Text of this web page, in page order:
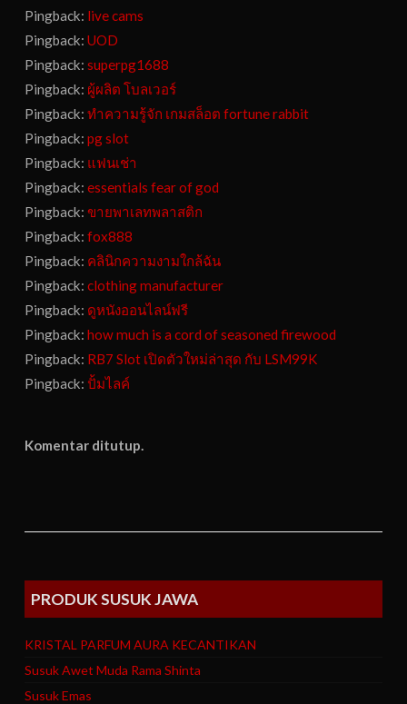
Pingback: live cams
Pingback:UOD
Pingback:superpg1688
Pingback: ผู้ผลิต โบลเวอร์
Pingback:ทำความรู้จัก เกมสล็อต fortune rabbit
Pingback:pg slot
Pingback: แฟนเช่า
Pingback:essentials fear of god
Pingback:ขายพาเลทพลาสติก
Pingback:fox888
Pingback: คลินิกความงามใกล้ฉัน
Pingback:clothing manufacturer
Pingback: ดูหนังออนไลน์ฟรี
Pingback:how much is a cord of seasoned firewood
Pingback: RB7 Slot เปิดตัวใหม่ล่าสุด กับ LSM99K
Pingback:ปั้มไลค์
Komentar ditutup.
PRODUK SUSUK JAWA
KRISTAL PARFUM AURA KECANTIKAN
Susuk Awet Muda Rama Shinta
Susuk Emas